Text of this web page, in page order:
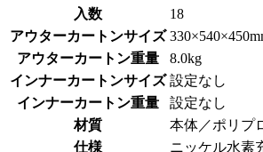
入数
18
アウターカートンサイズ
アウターカートン重量
8.0kg
インナーカートンサイズ 設定なし
インナーカートン重量
設定なし
材質
本体／ポリプ
仕様
ニッケル水素